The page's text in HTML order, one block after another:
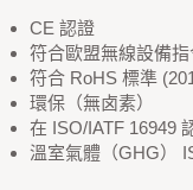
CE 認證
符合歐盟無線設備指
符合 RoHS 標準
環保（無卤素）
在 ISO/IATF 16949
溫室氣體（GHG）